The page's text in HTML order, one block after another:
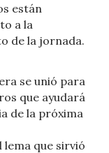
están
a la
de la jornada.
se unió para
que ayudará
de la próxima
lema que sirvió